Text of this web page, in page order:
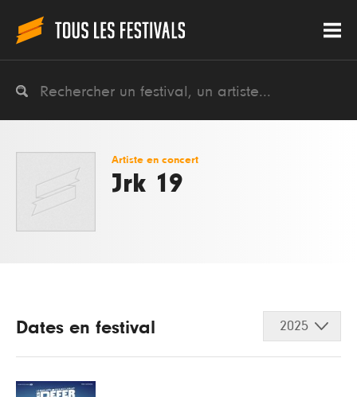
Artiste en concert
Jrk 19
Dates en festival 2025